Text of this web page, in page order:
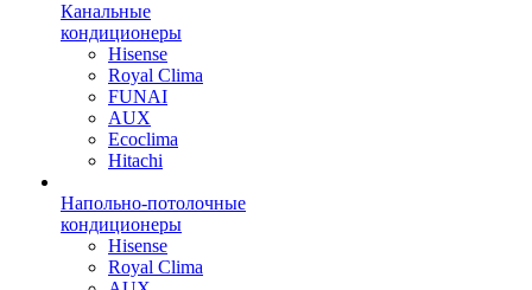
Канальные
кондиционеры
Hisense
Royal Clima
FUNAI
AUX
Ecoclima
Hitachi
Напольно-потолочные
кондиционеры
Hisense
Royal Clima